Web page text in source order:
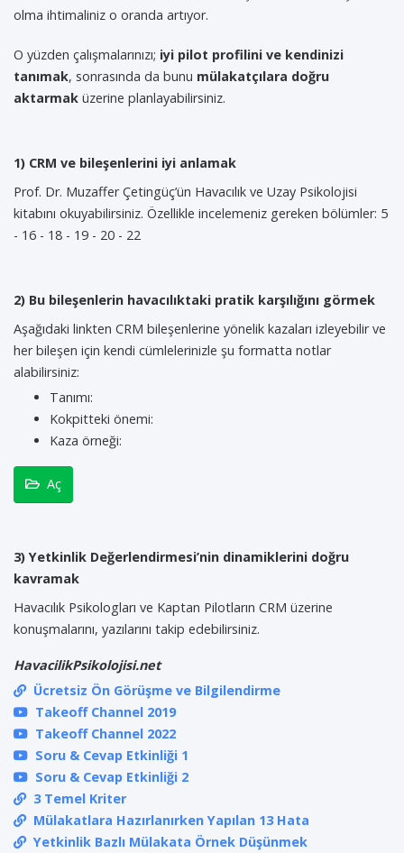
olma ihtimaliniz o oranda artıyor.
O yüzden çalışmalarınızı; iyi pilot profilini ve kendinizi
tanımak, sonrasında da bunu mülakatçılara doğru
aktarmak üzerine planlayabilirsiniz.
1) CRM ve bileşenlerini iyi anlamak
Prof. Dr. Muzaffer Çetingüç’ün Havacılık ve Uzay Psikolojisi
kitabını okuyabilirsiniz. Özellikle incelemeniz gereken bölümler: 5
- 16 - 18 - 19 - 20 - 22
2) Bu bileşenlerin havacılıktaki pratik karşılığını görmek
Aşağıdaki linkten CRM bileşenlerine yönelik kazaları izleyebilir ve
her bileşen için kendi cümlelerinizle şu formatta notlar
alabilirsiniz:
Tanımı:
Kokpitteki önemi:
Kaza örneği:
Aç
3) Yetkinlik Değerlendirmesi’nin dinamiklerini doğru
kavramak
Havacılık Psikologları ve Kaptan Pilotların CRM üzerine
konuşmalarını, yazılarını takip edebilirsiniz.
HavacilikPsikolojisi.net
Ücretsiz Ön Görüşme ve Bilgilendirme
Takeoff Channel 2019
Takeoff Channel 2022
Soru & Cevap Etkinliği 1
Soru & Cevap Etkinliği 2
3 Temel Kriter
Mülakatlara Hazırlanırken Yapılan 13 Hata
Yetkinlik Bazlı Mülakata Örnek Düşünmek